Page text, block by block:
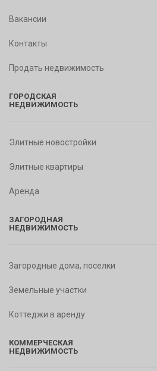
Вакансии
Контакты
Продать недвижимость
ГОРОДСКАЯ
НЕДВИЖИМОСТЬ
Элитные новостройки
Элитные квартиры
Аренда
ЗАГОРОДНАЯ
НЕДВИЖИМОСТЬ
Загородные дома, поселки
Земельные участки
Коттеджи в аренду
КОММЕРЧЕСКАЯ
НЕДВИЖИМОСТЬ